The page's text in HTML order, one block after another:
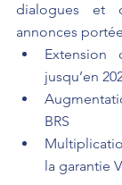
dialogues et
annonces
jusqu’en
BRS
la garantie